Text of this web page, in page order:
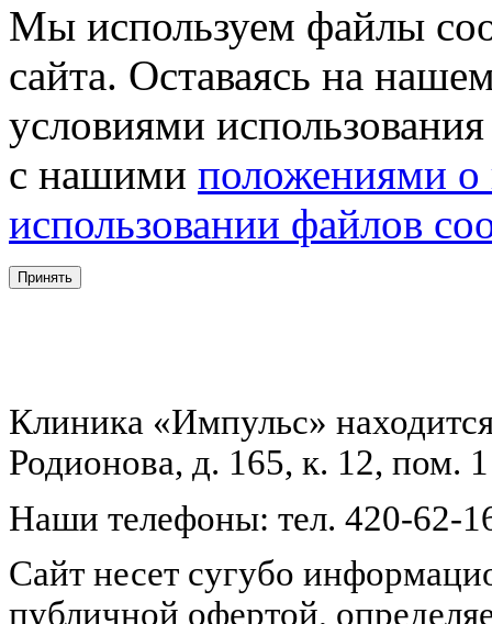
Мы используем файлы
сайта. Оставаясь на
условиями
с нашими положениями о
использовании файлов
Принять
Клиника «Импульс»
Родионова, д. 165, к. 12,
Наши телефоны: тел. 420-62-
Сайт несет сугубо
публичной офертой,